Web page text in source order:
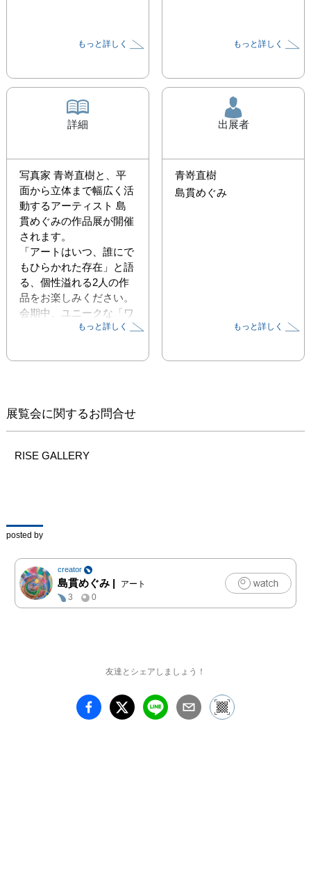
もっと詳しく もっと詳しく
詳細
写真家 青嵜直樹と、平
面から立体まで幅広く活
動するアーティスト 島
貫めぐみの作品展が開催
されます。
「アートはいつ、誰にで
もひらかれた存在」と語
る、個性溢れる2人の作
品をお楽しみください。
会期中、ユニークな「ワ
ークショップ」も開催予
もっと詳しく
出展者
青嵜直樹
島貫めぐみ
もっと詳しく
展覧会に関するお問合せ
RISE GALLERY
posted by
creator
島貫めぐみ |
アート
3
0
友達とシェアしましょう！